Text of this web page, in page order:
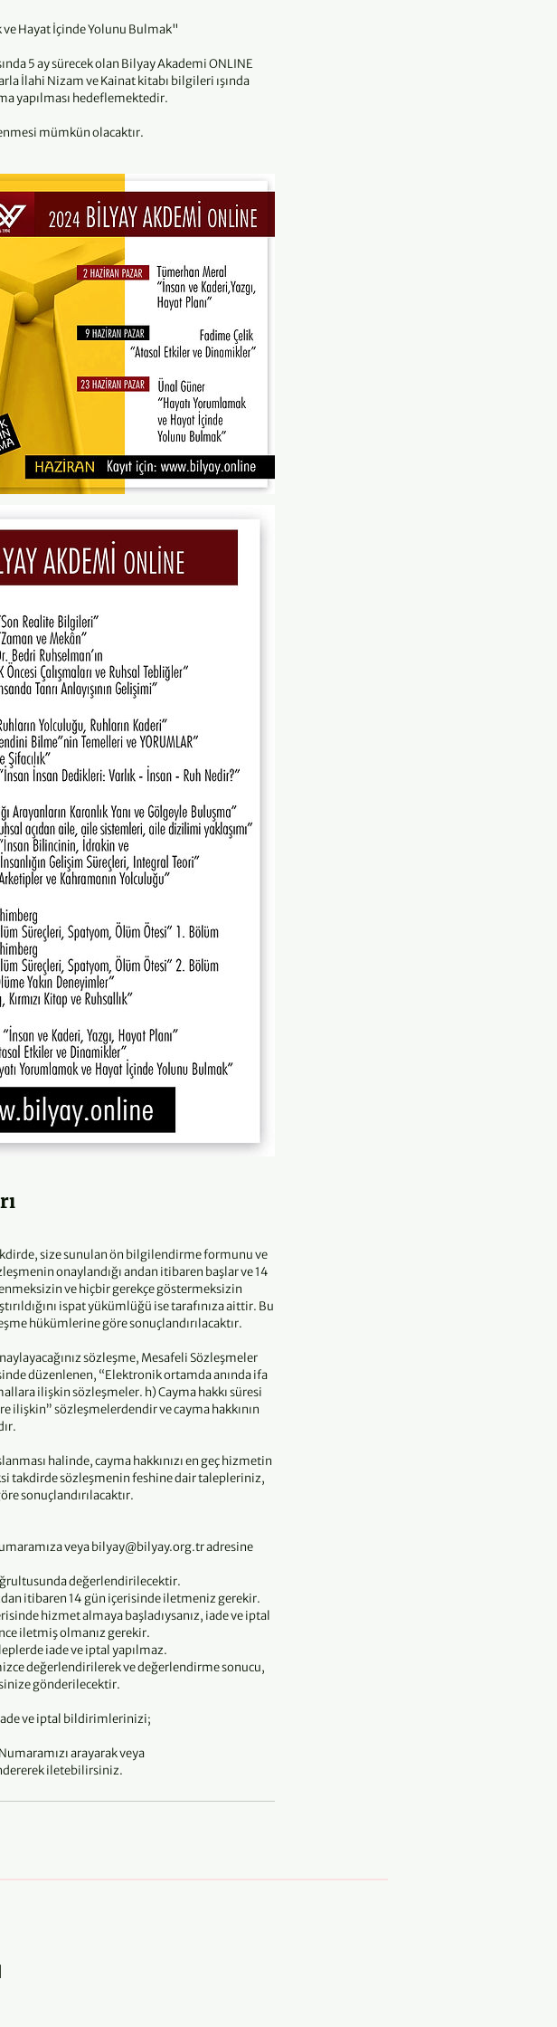
Hayat İçinde Yolunu Bulmak"
5 ay sürecek olan Bilyay Akademi ONLINE
İlahi Nizam ve Kainat kitabı bilgileri ışında
yapılması hedeflemektedir.
mümkün olacaktır.
size sunulan ön bilgilendirme formunu ve
onaylandığı andan itibaren başlar ve 14
ve hiçbir gerekçe göstermeksizin
ispat yükümlüğü ise tarafınıza aittir. Bu
hükümlerine göre sonuçlandırılacaktır.
sözleşme, Mesafeli Sözleşmeler
düzenlenen, “Elektronik ortamda anında ifa
ilişkin sözleşmeler. h) Cayma hakkı süresi
ilişkin” sözleşmelerdendir ve cayma hakkının
halinde, cayma hakkınızı en geç hizmetin
takdirde sözleşmenin feshine dair talepleriniz,
sonuçlandırılacaktır.
veya bilyay@bilyay.org.tr adresine
değerlendirilecektir.
itibaren 14 gün içerisinde iletmeniz gerekir.
hizmet almaya başladıysanız, iade ve iptal
iletmiş olmanız gerekir.
iade ve iptal yapılmaz.
değerlendirilerek ve değerlendirme sonucu,
gönderilecektir.
ve iptal bildirimlerinizi;
arayarak veya
iletebilirsiniz.